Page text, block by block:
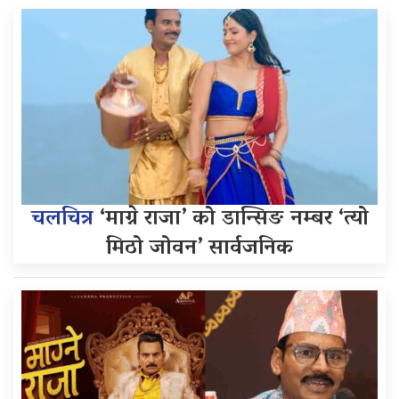
चलचित्र‘माग्ने राजा’ को डान्सिङ नम्बर ‘त्यो
मिठो जोवन’ सार्वजनिक